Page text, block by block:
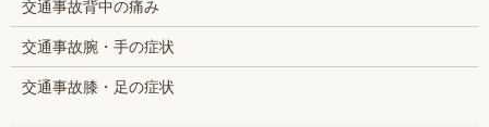
交通事故背中の痛み
交通事故腕・手の症状
交通事故膝・足の症状